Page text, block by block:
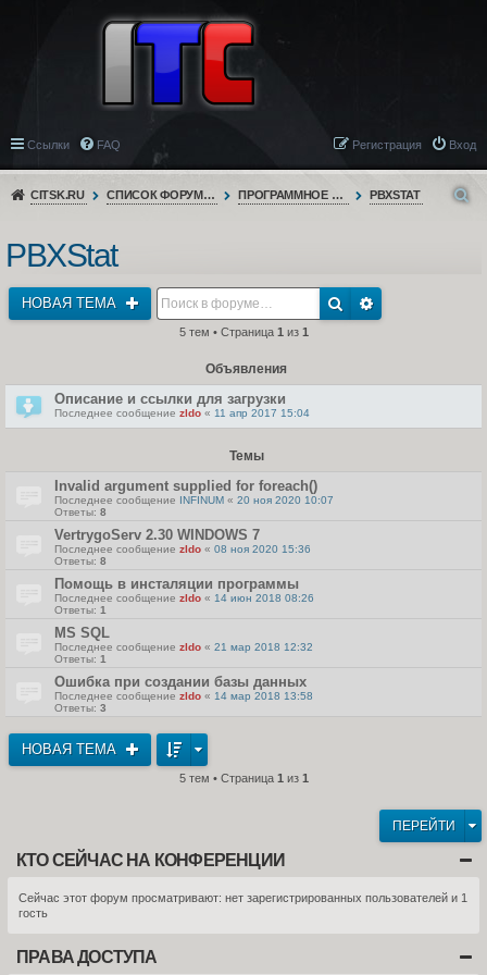
Ссылки FAQ Вход
Регистрация
CITSK.RU СПИСОК ФОРУМОВ ПРОГРАММНОЕ ОБЕСПЕЧЕНИЕ PBXSTAT
PBXStat
НОВАЯ ТЕМА
5 тем • Страница 1 из 1
Объявления
Описание и ссылки для загрузки
Последнее сообщение zldo « 11 апр 2017 15:04
Темы
Invalid argument supplied for foreach()
Последнее сообщение INFINUM « 20 ноя 2020 10:07
Ответы: 8
VertrygoServ 2.30 WINDOWS 7
Последнее сообщение zldo « 08 ноя 2020 15:36
Ответы: 8
Помощь в инсталяции программы
Последнее сообщение zldo « 14 июн 2018 08:26
Ответы: 1
MS SQL
Последнее сообщение zldo « 21 мар 2018 12:32
Ответы: 1
Ошибка при создании базы данных
Последнее сообщение zldo « 14 мар 2018 13:58
Ответы: 3
НОВАЯ ТЕМА
5 тем • Страница 1 из 1
ПЕРЕЙТИ
КТО СЕЙЧАС НА КОНФЕРЕНЦИИ
Сейчас этот форум просматривают: нет зарегистрированных пользователей и 1
гость
ПРАВА ДОСТУПА